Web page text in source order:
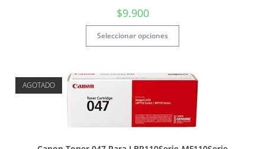
$9.900
Seleccionar opciones
AGOTADO